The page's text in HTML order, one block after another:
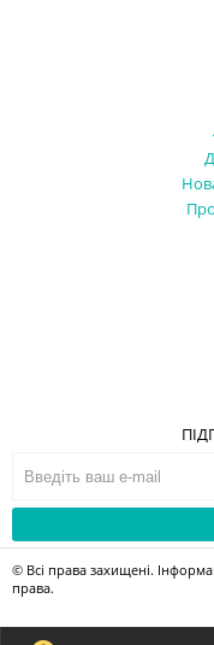
© Всі права захищені.
права.